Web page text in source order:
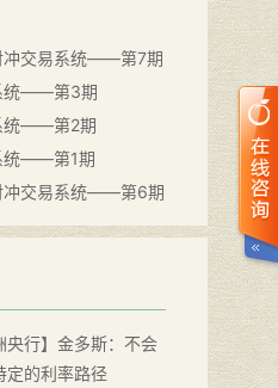
冲交易系统——第7期
统——第3期
统——第2期
统——第1期
冲交易系统——第6期
央行】金多斯：不会
定的利率路径